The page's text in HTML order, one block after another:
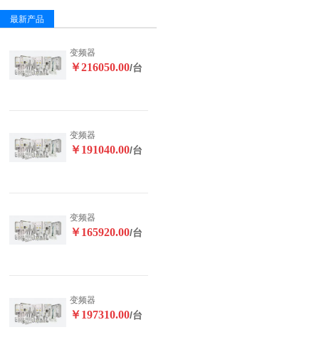
最新产品
变频器
￥216050.00/台
变频器
￥191040.00/台
变频器
￥165920.00/台
变频器
￥197310.00/台